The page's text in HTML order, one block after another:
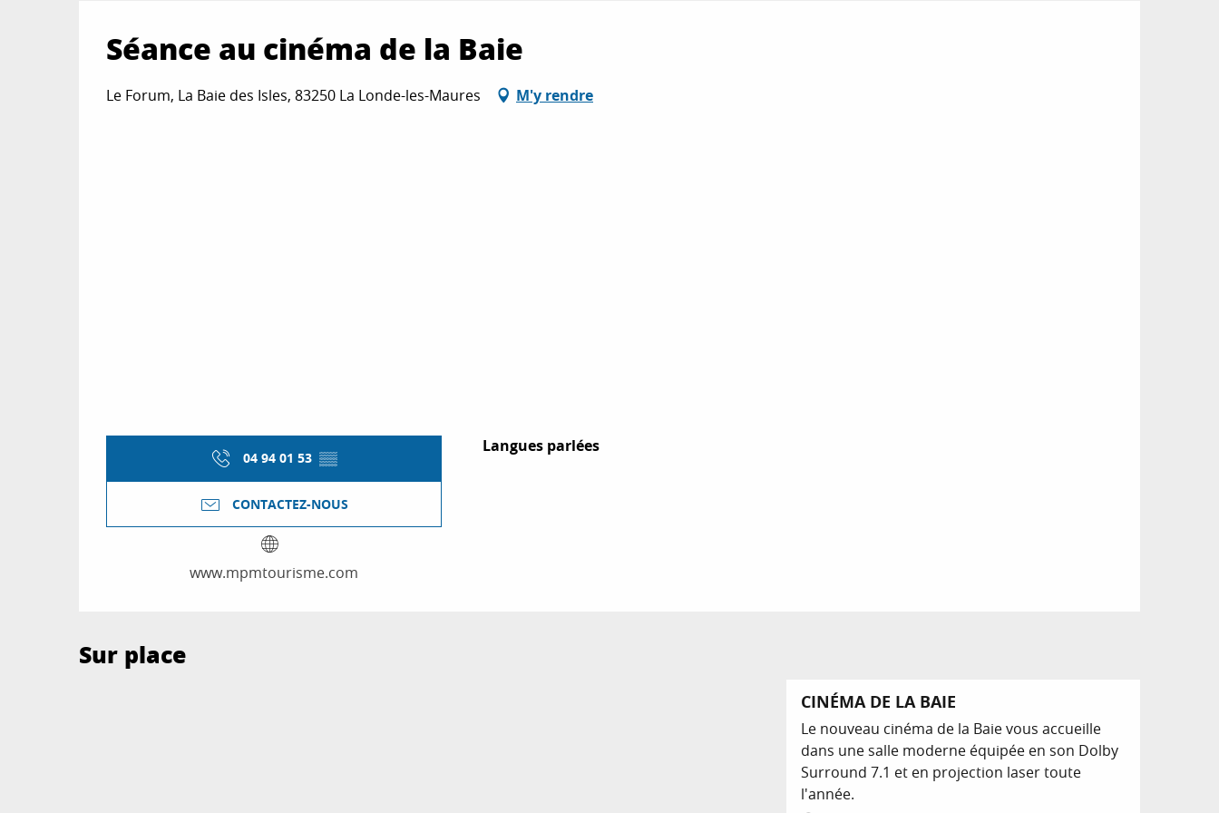
Séance au cinéma de la Baie
Le Forum, La Baie des Isles, 83250 La Londe-les-Maures M'y rendre
04 94 01 53 ▒▒
CONTACTEZ-NOUS
www.mpmtourisme.com
Langues parlées
Langues parlées
Sur place
CINÉMA DE LA BAIE
Le nouveau cinéma de la Baie vous accueille
dans une salle moderne équipée en son Dolby
Surround 7.1 et en projection laser toute
l'année.